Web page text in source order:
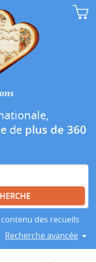
de plus de 360
des recueils
Recherche avancée